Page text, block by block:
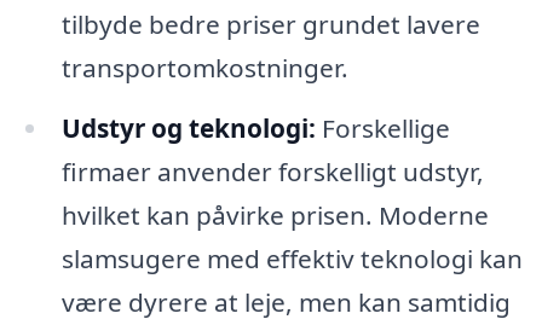
tilbyde bedre priser grundet lavere
transportomkostninger.
Udstyr og teknologi: Forskellige
firmaer anvender forskelligt udstyr,
hvilket kan påvirke prisen. Moderne
slamsugere med effektiv teknologi kan
være dyrere at leje, men kan samtidig